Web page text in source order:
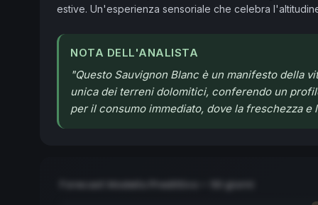
estive. Un'esperienza sensoriale che celebra
NOTA DELL'ANALISTA
"Questo Sauvignon Blanc è un manifesto della
unica dei terreni dolomitici, conferendo un
per il consumo immediato, dove la freschezza
Forecast Modello Predittivo — 90 giorni